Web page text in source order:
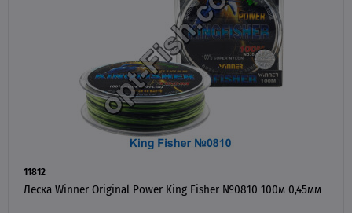
11812
Леска Winner Original Power King Fisher №0810 100м 0,45мм